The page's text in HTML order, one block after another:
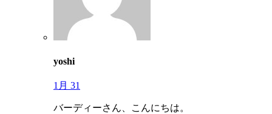
yoshi
1月 31
バーディーさん、こんにちは。